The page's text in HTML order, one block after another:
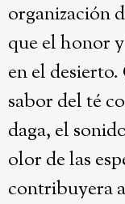
organización
que el honor
en el
sabor del té
daga, el
olor de las
contribuyera